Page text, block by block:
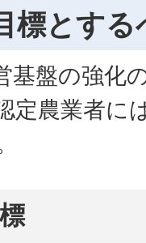
標とす
基盤の強化
定農業者に